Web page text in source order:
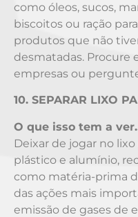
como óleos, sucos,
biscoitos ou ração
produtos que não
desmatadas. Procure
empresas ou
10. SEPARAR LIXO
O que isso tem a
Deixar de jogar no
plástico e alumínio,
como matéria-prima
das ações mais
emissão de gases de